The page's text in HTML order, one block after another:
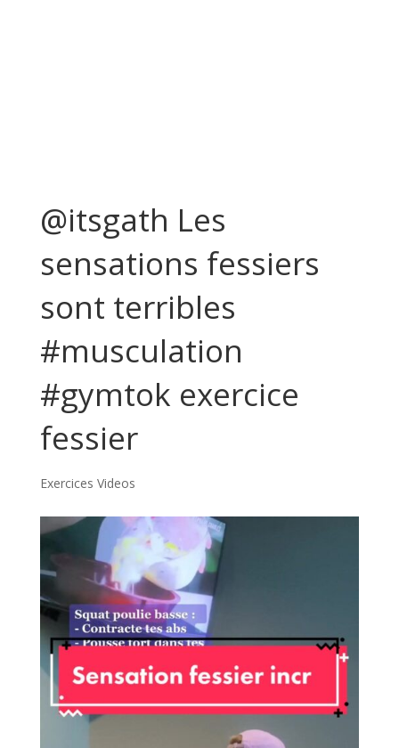
@itsgath Les
sensations fessiers
sont terribles
#musculation
#gymtok exercice
fessier
Exercices Videos